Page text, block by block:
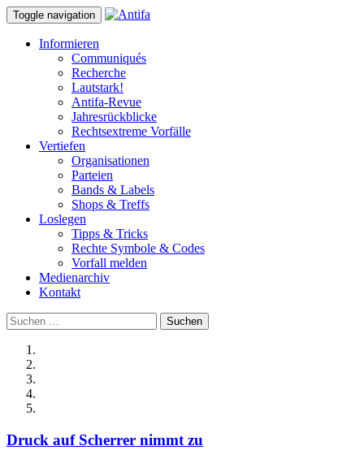
Toggle navigation
Informieren
Communiqués
Recherche
Lautstark!
Antifa-Revue
Jahresrückblicke
Rechtsextreme Vorfälle
Vertiefen
Organisationen
Parteien
Bands & Labels
Shops & Treffs
Loslegen
Tipps & Tricks
Rechte Symbole & Codes
Vorfall melden
Medienarchiv
Kontakt
Suchen
nach:
Druck auf Scherrer nimmt zu